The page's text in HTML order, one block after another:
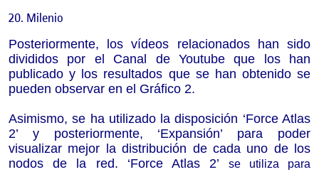
Milenio
Posteriormente, los vídeos relacionados han sido
divididos por el Canal de Youtube que los han
publicado y los resultados que se han obtenido se
pueden observar en el Gráfico 2.
Asimismo, se ha utilizado la disposición ‘Force Atlas
2’ y posteriormente, ‘Expansión’ para poder
visualizar mejor la distribución de cada uno de los
nodos de la red. ‘Force Atlas 2’ se utiliza para